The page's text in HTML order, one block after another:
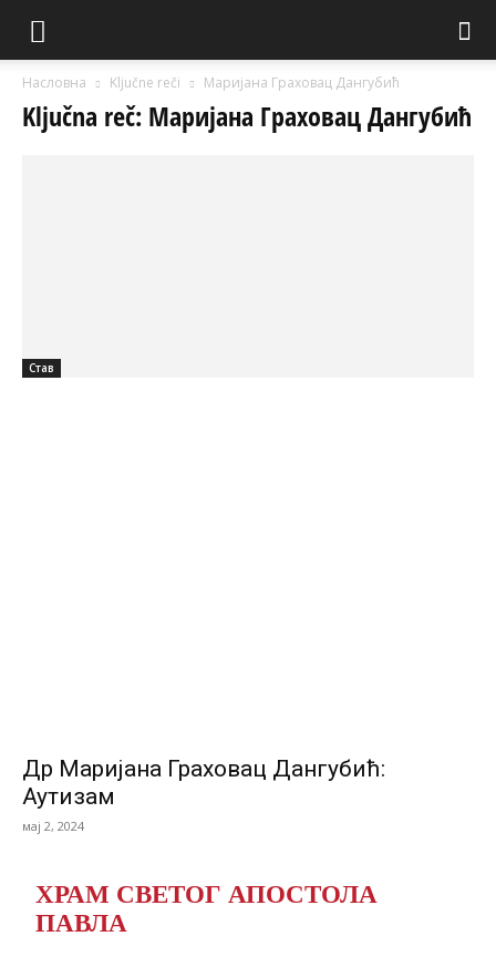
Насловна Ključne reči Маријана Граховац Дангубић
Ključna reč: Маријана Граховац Дангубић
Став
Др Маријана Граховац Дангубић:
Аутизам
мај 2, 2024
ХРАМ СВЕТОГ АПОСТОЛА
ПАВЛА